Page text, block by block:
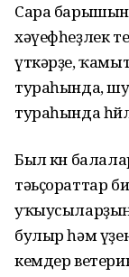
Сара
хәүефһеҙлек
үткәрҙе,
тураһында,
тураһында
Был көн
тәьҫораттар
уҡыусыларҙың
булыр һәм
кемдер